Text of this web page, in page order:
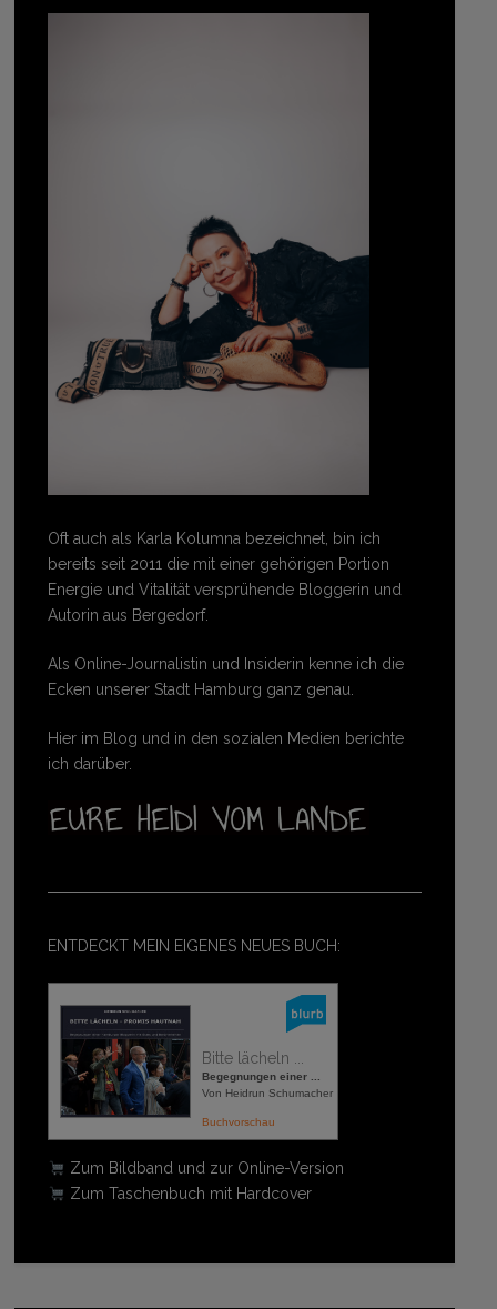
Oft auch als Karla Kolumna bezeichnet, bin ich
bereits seit 2011 die mit einer gehörigen Portion
Energie und Vitalität versprühende Bloggerin und
Autorin aus Bergedorf.
Als Online-Journalistin und Insiderin kenne ich die
Ecken unserer Stadt Hamburg ganz genau.
Hier im Blog und in den sozialen Medien berichte
ich darüber.
ENTDECKT MEIN EIGENES NEUES BUCH:
Bitte lächeln ...
Begegnungen einer ...
Von Heidrun Schumacher
Buchvorschau
Zum Bildband und zur Online-Version
Zum Taschenbuch mit Hardcover